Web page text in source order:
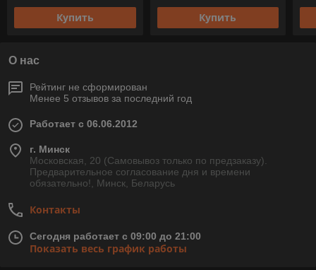
Купить Купить
О нас
Рейтинг не сформирован
Менее 5 отзывов за последний год
Работает с 06.06.2012
г. Минск
Московская, 20 (Самовывоз только по предзаказу).
Предварительное согласование дня и времени
обязательно!, Минск, Беларусь
Контакты
Сегодня работает с 09:00 до 21:00
Показать весь график работы